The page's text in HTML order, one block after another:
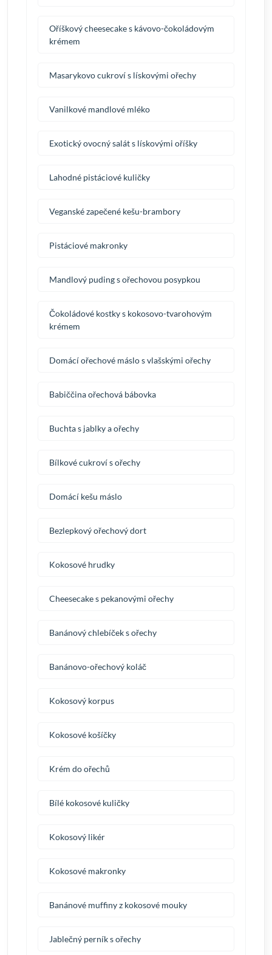
Oříškový cheesecake s kávovo-čokoládovým
krémem
Masarykovo cukroví s lískovými ořechy
Vanilkové mandlové mléko
Exotický ovocný salát s lískovými oříšky
Lahodné pistáciové kuličky
Veganské zapečené kešu-brambory
Pistáciové makronky
Mandlový puding s ořechovou posypkou
Čokoládové kostky s kokosovo-tvarohovým
krémem
Domácí ořechové máslo s vlašskými ořechy
Babiččina ořechová bábovka
Buchta s jablky a ořechy
Bílkové cukroví s ořechy
Domácí kešu máslo
Bezlepkový ořechový dort
Kokosové hrudky
Cheesecake s pekanovými ořechy
Banánový chlebíček s ořechy
Banánovo-ořechový koláč
Kokosový korpus
Kokosové košíčky
Krém do ořechů
Bílé kokosové kuličky
Kokosový likér
Kokosové makronky
Banánové muffiny z kokosové mouky
Jablečný perník s ořechy